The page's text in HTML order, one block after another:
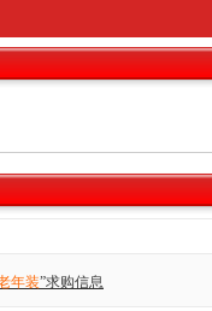
年装”求购信息